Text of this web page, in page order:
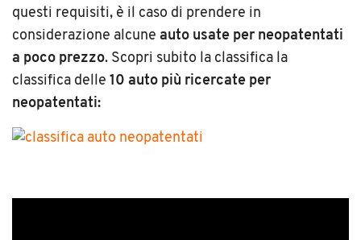
questi requisiti, è il caso di prendere in
considerazione alcune auto usate per neopatentati
a poco prezzo. Scopri subito la classifica la
classifica delle 10 auto più ricercate per
neopatentati: